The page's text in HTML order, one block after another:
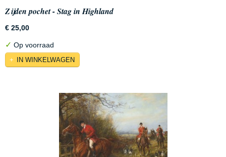
Zijden pochet - Stag in Highland
€ 25,00
✓ Op voorraad
IN WINKELWAGEN